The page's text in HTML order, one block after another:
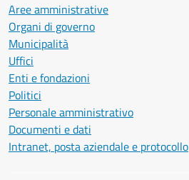
Aree amministrative
Organi di governo
Municipalità
Uffici
Enti e fondazioni
Politici
Personale amministrativo
Documenti e dati
Intranet, posta aziendale e protocollo